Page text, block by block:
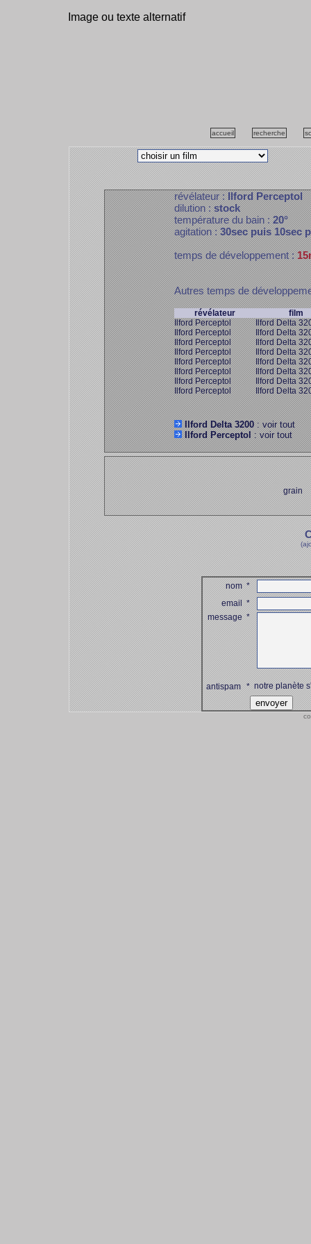
Image ou texte alternatif
accueil recherche
révélateur :Ilford Perceptol
dilution :stock
température du bain :20°
agitation :30sec puis 10sec
temps de développement :
Autres temps de
révélateur
film
Ilford Perceptol
Ilford Delta
Ilford Perceptol
Ilford Delta
Ilford Perceptol
Ilford Delta
Ilford Perceptol
Ilford Delta
Ilford Perceptol
Ilford Delta
Ilford Perceptol
Ilford Delta
Ilford Perceptol
Ilford Delta
Ilford Perceptol
Ilford Delta
Ilford Delta 3200: voir tout
Ilford Perceptol: voir tout
grain
nom*
email*
message*
antispam *notre planète